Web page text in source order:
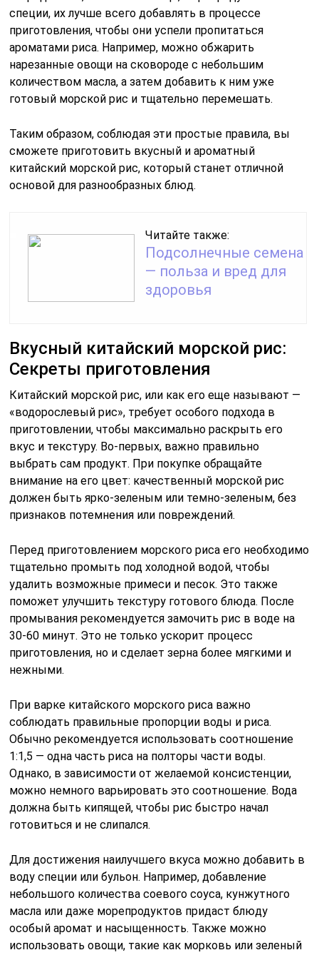
специи, их лучше всего добавлять в процессе
приготовления, чтобы они успели пропитаться
ароматами риса. Например, можно обжарить
нарезанные овощи на сковороде с небольшим
количеством масла, а затем добавить к ним уже
готовый морской рис и тщательно перемешать.
Таким образом, соблюдая эти простые правила, вы
сможете приготовить вкусный и ароматный
китайский морской рис, который станет отличной
основой для разнообразных блюд.
Читайте также:
Подсолнечные семена
— польза и вред для
здоровья
Вкусный китайский морской рис:
Секреты приготовления
Китайский морской рис, или как его еще называют —
«водорослевый рис», требует особого подхода в
приготовлении, чтобы максимально раскрыть его
вкус и текстуру. Во-первых, важно правильно
выбрать сам продукт. При покупке обращайте
внимание на его цвет: качественный морской рис
должен быть ярко-зеленым или темно-зеленым, без
признаков потемнения или повреждений.
Перед приготовлением морского риса его необходимо
тщательно промыть под холодной водой, чтобы
удалить возможные примеси и песок. Это также
поможет улучшить текстуру готового блюда. После
промывания рекомендуется замочить рис в воде на
30-60 минут. Это не только ускорит процесс
приготовления, но и сделает зерна более мягкими и
нежными.
При варке китайского морского риса важно
соблюдать правильные пропорции воды и риса.
Обычно рекомендуется использовать соотношение
1:1,5 — одна часть риса на полторы части воды.
Однако, в зависимости от желаемой консистенции,
можно немного варьировать это соотношение. Вода
должна быть кипящей, чтобы рис быстро начал
готовиться и не слипался.
Для достижения наилучшего вкуса можно добавить в
воду специи или бульон. Например, добавление
небольшого количества соевого соуса, кунжутного
масла или даже морепродуктов придаст блюду
особый аромат и насыщенность. Также можно
использовать овощи, такие как морковь или зеленый